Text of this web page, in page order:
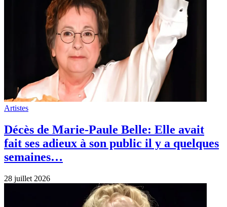
Artistes
Décès de Marie-Paule Belle: Elle avait
fait ses adieux à son public il y a quelques
semaines…
28 juillet 2026